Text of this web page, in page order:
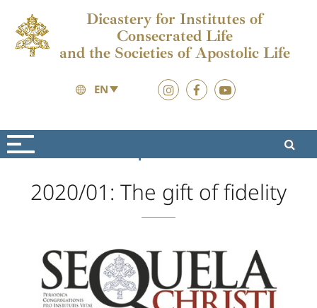
Dicastery for Institutes of
Consecrated Life
and the Societies of Apostolic Life
EN
2020/01: The gift of fidelity